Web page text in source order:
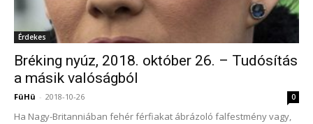
Érdekes
Bréking nyúz, 2018. október 26. – Tudósítás
a másik valóságból
FüHü - 2018-10-26 0
Ha Nagy-Britanniában fehér férfiakat ábrázoló falfestmény vagy,